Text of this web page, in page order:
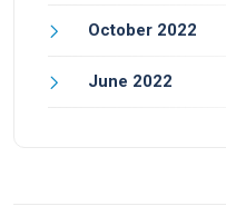
October 2022
June 2022